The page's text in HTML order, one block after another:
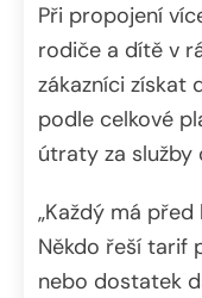
Při propojení
rodiče a dítě v
zákazníci získat
podle celkové
útraty za služby
„Každý má
Někdo řeší tarif
nebo dostatek